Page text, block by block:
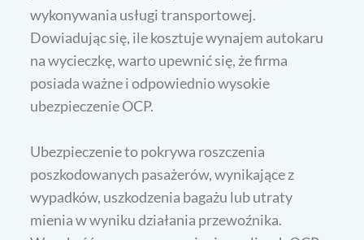
wykonywania usługi transportowej.
Dowiadując się, ile kosztuje wynajem autokaru
na wycieczkę, warto upewnić się, że firma
posiada ważne i odpowiednio wysokie
ubezpieczenie OCP.
Ubezpieczenie to pokrywa roszczenia
poszkodowanych pasażerów, wynikające z
wypadków, uszkodzenia bagażu lub utraty
mienia w wyniku działania przewoźnika.